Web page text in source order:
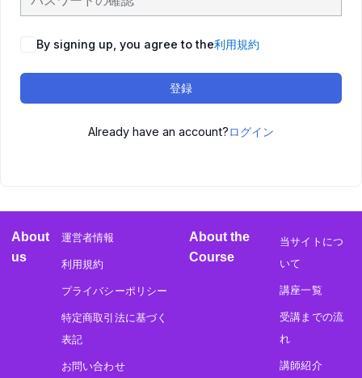
By signing up, you agree to the利用規約
登録
Already have an account?ログイン
About
us
運営者情報
利用規約
プライバシーポリシー
特定商取引法に基づく
表記
お問い合わせ
About the
Course
当サイトにつ
いて
講座一覧
受講までの流
れ
講師紹介